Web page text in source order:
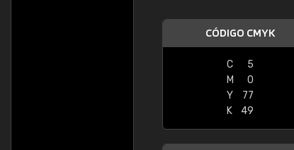
CÓDIGO CMYK
C
5
M
0
Y
77
K
49